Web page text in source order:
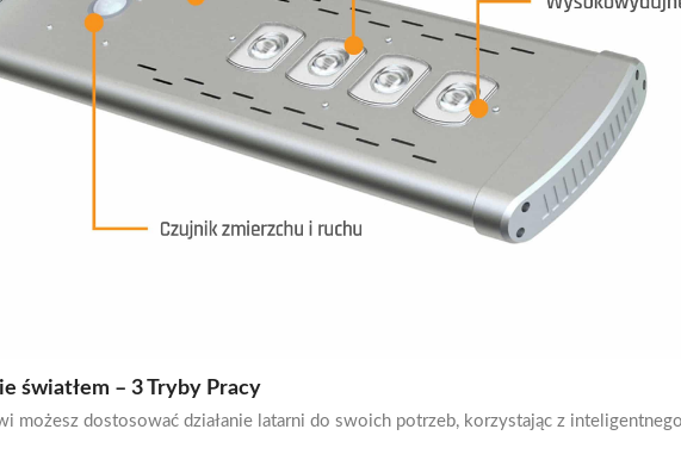
światłem – 3 Tryby Pracy
możesz dostosować działanie latarni do swoich potrzeb, korzystając z